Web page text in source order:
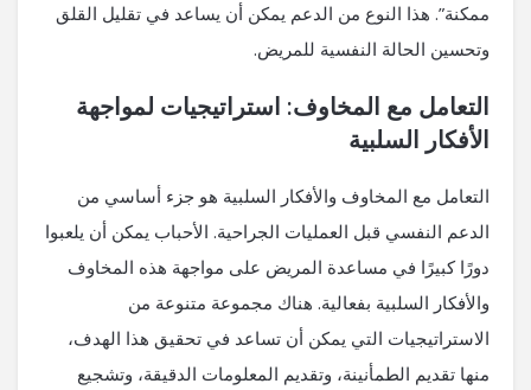
ممكنة”. هذا النوع من الدعم يمكن أن يساعد في تقليل القلق
وتحسين الحالة النفسية للمريض.
التعامل مع المخاوف: استراتيجيات لمواجهة
الأفكار السلبية
التعامل مع المخاوف والأفكار السلبية هو جزء أساسي من
الدعم النفسي قبل العمليات الجراحية. الأحباب يمكن أن يلعبوا
دورًا كبيرًا في مساعدة المريض على مواجهة هذه المخاوف
والأفكار السلبية بفعالية. هناك مجموعة متنوعة من
الاستراتيجيات التي يمكن أن تساعد في تحقيق هذا الهدف،
منها تقديم الطمأنينة، وتقديم المعلومات الدقيقة، وتشجيع